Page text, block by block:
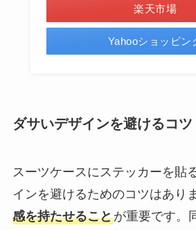
楽天市場
Yahooショッピン
ダサいデザインを避けるコツ
スーツケースにステッカーを貼
インを避けるためのコツはあり
感を持たせることが重要です。